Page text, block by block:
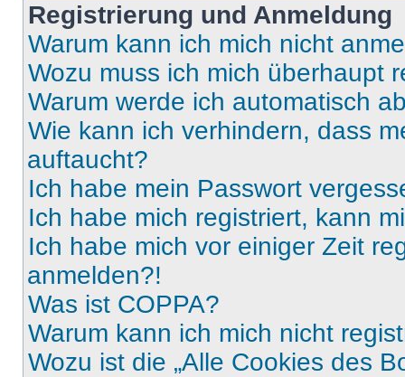
Registrierung und Anmeldung
Warum kann ich mich nicht
Wozu muss ich mich überhaupt
Warum werde ich automatisch
Wie kann ich verhindern, dass
auftaucht?
Ich habe mein Passwort
Ich habe mich registriert, kann
Ich habe mich vor einiger Zeit
anmelden?!
Was ist COPPA?
Warum kann ich mich nicht
Wozu ist die „Alle Cookies des